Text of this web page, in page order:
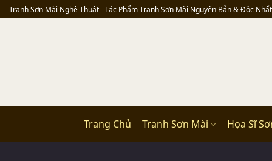
Skip
to
Tranh Sơn Mài Nghệ Thuật - Tác Phẩm Tranh Sơn Mài Nguyên Bản & Độc Nhất
Trang Chủ Tranh Sơn Mài Họa Sĩ